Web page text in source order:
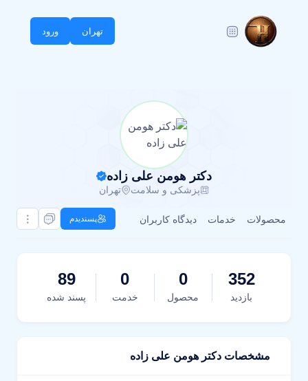
تهران ورود
دکتر هومن علی زاده
پزشکی و سلامت تهران
محصولات خدمات دیدگاه کاربران پسندیدم
352
بازدید
0
محصول
0
خدمت
89
پسند شده
مشخصات دکتر هومن علی زاده